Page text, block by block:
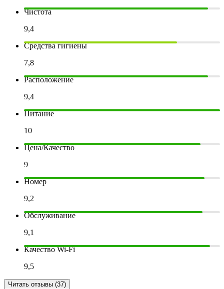
Чистота
9,4
Средства гигиены
7,8
Расположение
9,4
Питание
10
Цена/Качество
9
Номер
9,2
Обслуживание
9,1
Качество Wi-Fi
9,5
Читать отзывы (37)